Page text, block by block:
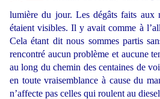
lumière du jour. Les dégâts faits aux
étaient visibles. Il y avait comme à
Cela étant dit nous sommes partis
rencontré aucun problème et aucune
au long du chemin des centaines de
en toute vraisemblance à cause du
n’affecte pas celles qui roulent au